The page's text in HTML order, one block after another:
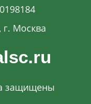
г. Москва
защищены